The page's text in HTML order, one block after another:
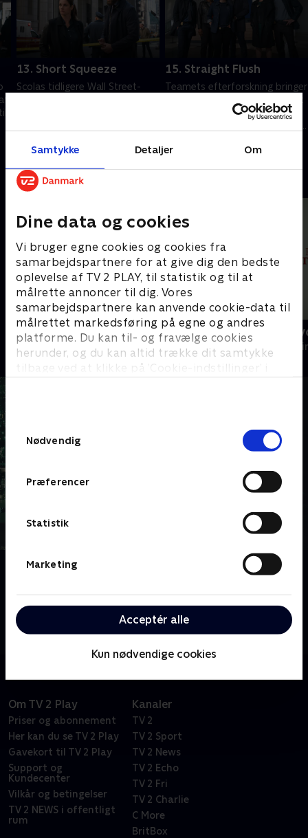
Samtykke Detaljer Om
Dine data og cookies
Vi bruger egne cookies og cookies fra
samarbejdspartnere for at give dig den bedste
oplevelse af TV 2 PLAY, til statistik og til at
målrette annoncer til dig. Vores
samarbejdspartnere kan anvende cookie-data til
målrettet markedsføring på egne og andres
platforme. Du kan til- og fravælge cookies
herunder, og du kan altid trække dit samtykke
tilbage ved at klikke på ’Cookie-indstillinger’ i
Nødvendig
Præferencer
Statistik
Marketing
Acceptér alle
Kun nødvendige cookies
13. Short Squeeze
Scolas tidligere Wall Street-
20. september 2022 • 41 min
15. Straight Flush
Teamets efterforskning bringer
dem i kontakt med en løjtnant
i Antonio Vargas' kartel, hvilket
udløser et længe ventet opgør
20. september 2022 • 41 min
Andre så også
Mystiske mord
Krimi & Spænding • 3 sæsoner
Mord på
Krimi &
Om FBI
tekniske ekspertise på vigtige sager for at holde New
York og resten af landet sikkert.
Om TV 2 Play
Priser og abonnement
Her kan du se TV 2 Play
Gavekort til TV 2 Play
Support og
Kundecenter
Vilkår og betingelser
TV 2 NEWS i offentligt
rum
Kanaler
TV 2
TV 2 Sport
TV 2 News
TV 2 Echo
TV 2 Fri
TV 2 Charlie
C More
BritBox